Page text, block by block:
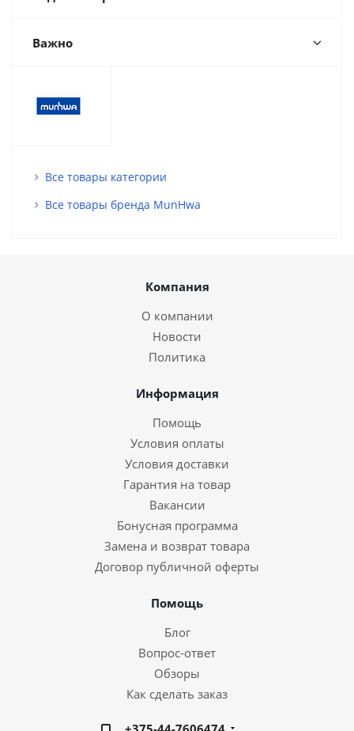
Важно
Все товары категории
Все товары бренда MunHwa
Компания
О компании
Новости
Политика
Информация
Помощь
Условия оплаты
Условия доставки
Гарантия на товар
Вакансии
Бонусная программа
Замена и возврат товара
Договор публичной оферты
Помощь
Блог
Вопрос-ответ
Обзоры
Как сделать заказ